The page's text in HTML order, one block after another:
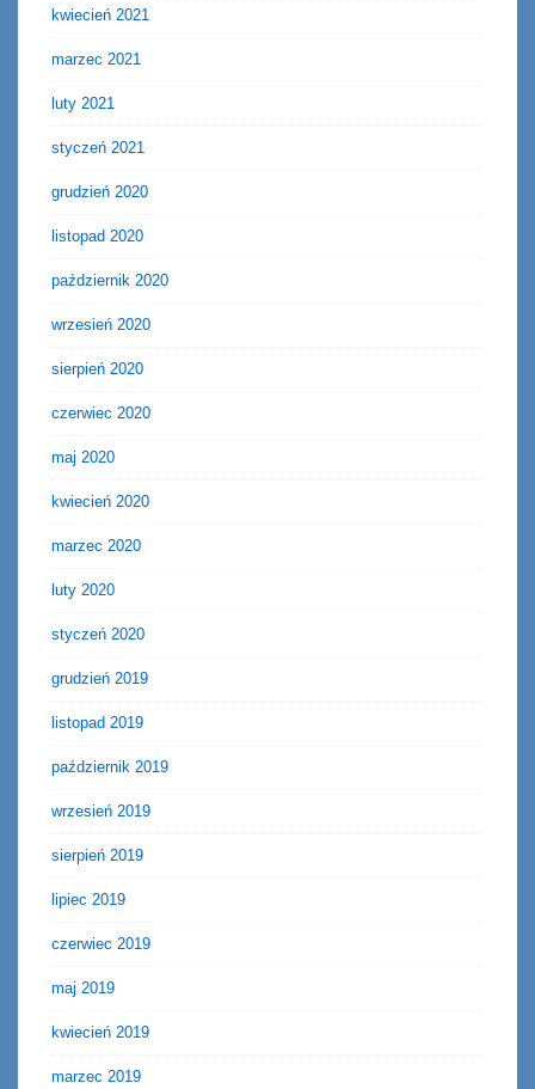
kwiecień 2021
marzec 2021
luty 2021
styczeń 2021
grudzień 2020
listopad 2020
październik 2020
wrzesień 2020
sierpień 2020
czerwiec 2020
maj 2020
kwiecień 2020
marzec 2020
luty 2020
styczeń 2020
grudzień 2019
listopad 2019
październik 2019
wrzesień 2019
sierpień 2019
lipiec 2019
czerwiec 2019
maj 2019
kwiecień 2019
marzec 2019